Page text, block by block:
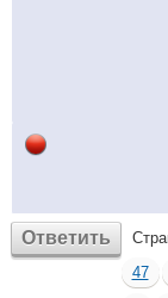
Ответить
47